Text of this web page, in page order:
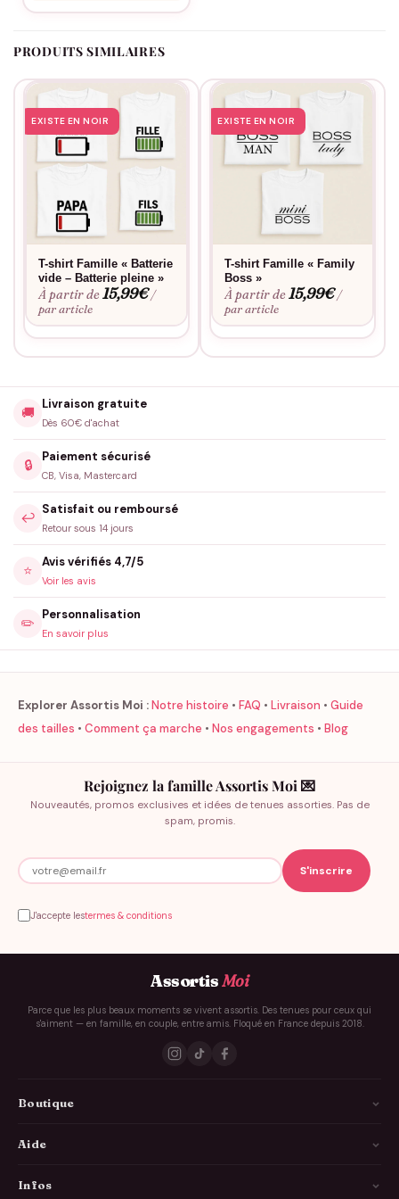
aimantes, décontractées, et fières de leur lien. Porter ce duo,
complète… et ensemble, on forme une belle harmonie familiale,
PRODUITS SIMILAIRES
EXISTE EN NOIR
T-shirt Famille « Batterie
vide – Batterie pleine »
À partir de15,99€ /
par article
EXISTE EN NOIR
T-shirt Famille « Family
Boss »
À partir de15,99€ /
par article
🚚
Livraison gratuite
Dès 60€ d'achat
🔒
Paiement sécurisé
CB, Visa, Mastercard
↩️
Satisfait ou remboursé
Retour sous 14 jours
⭐
Avis vérifiés 4,7/5
Voir les avis
✏️
Personnalisation
En savoir plus
Explorer Assortis Moi :Notre histoire • FAQ • Livraison • Guide
des tailles • Comment ça marche • Nos engagements • Blog
Rejoignez la famille Assortis Moi 💌
Nouveautés, promos exclusives et idées de tenues assorties. Pas de
spam, promis.
J'accepte lestermes & conditions
AssortisMoi
Parce que les plus beaux moments se vivent assortis. Des tenues pour ceux qui
s'aiment — en famille, en couple, entre amis. Floqué en France depuis 2018.
Boutique
Aide
Infos